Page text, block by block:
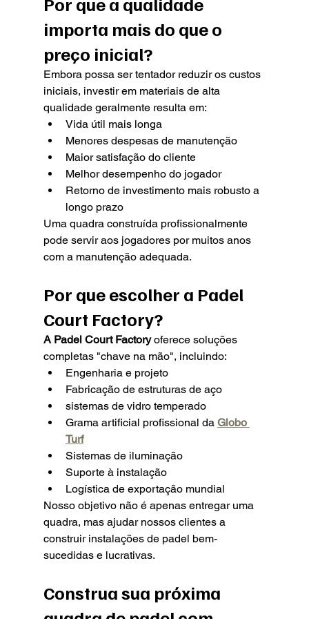
importa mais do que o
preço inicial?
Embora possa ser tentador reduzir os custos
iniciais, investir em materiais de alta
qualidade geralmente resulta em:
Vida útil mais longa
Menores despesas de manutenção
Maior satisfação do cliente
Melhor desempenho do jogador
Retorno de investimento mais robusto a
longo prazo
Uma quadra construída profissionalmente
pode servir aos jogadores por muitos anos
com a manutenção adequada.
Por que escolher a Padel
Court Factory?
A Padel Court Factory oferece soluções
completas "chave na mão", incluindo:
Engenharia e projeto
Fabricação de estruturas de aço
sistemas de vidro temperado
Grama artificial profissional da Globo
Turf
Sistemas de iluminação
Suporte à instalação
Logística de exportação mundial
Nosso objetivo não é apenas entregar uma
quadra, mas ajudar nossos clientes a
construir instalações de padel bem-
sucedidas e lucrativas.
Construa sua próxima